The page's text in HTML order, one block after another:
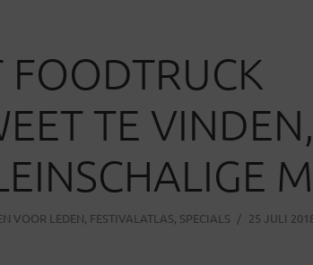
FOODTRUCK
TE VINDEN,
VOOR LEDEN, FESTIVALATLAS, SPECIALS
25 JULI